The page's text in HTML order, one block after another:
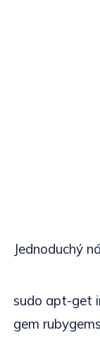
Jednoduchý
sudo apt-get
gem